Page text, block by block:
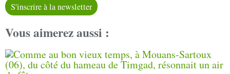
S'inscrire à la newsletter
Vous aimerez aussi :